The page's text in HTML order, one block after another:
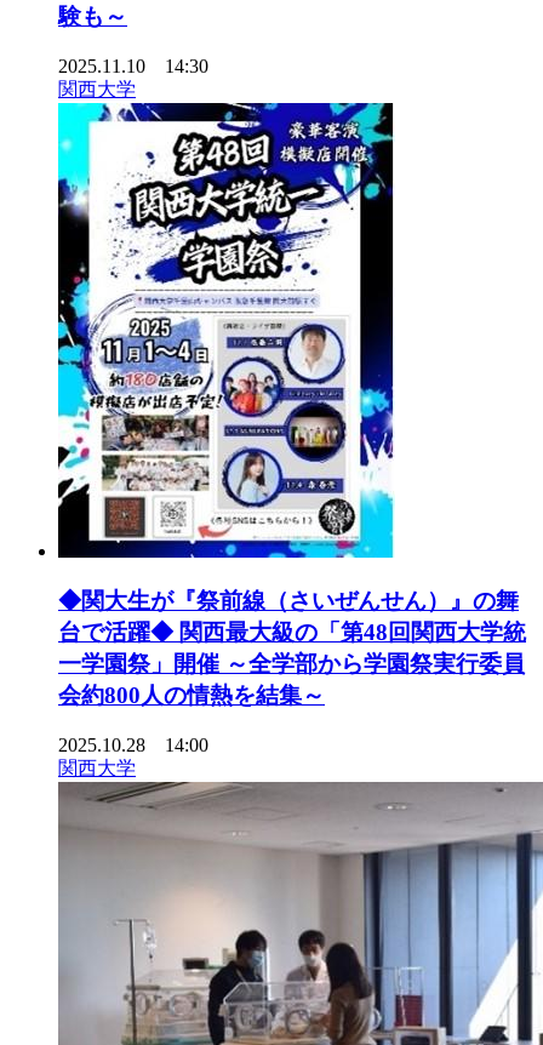
験も～
2025.11.10 14:30
関西大学
◆関大生が『祭前線（さいぜんせん）』の舞
台で活躍◆ 関西最大級の「第48回関西大学統
一学園祭」開催 ～全学部から学園祭実行委員
会約800人の情熱を結集～
2025.10.28 14:00
関西大学